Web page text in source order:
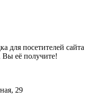
для посетителей сайта
её получите!
29